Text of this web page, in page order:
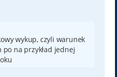
wykup, czyli warunek
na przykład jednej